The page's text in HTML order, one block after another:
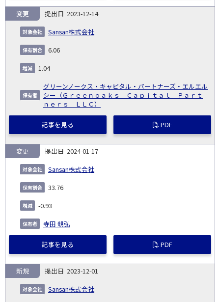
2023-12-14
Sansan株式会社
変更
6.06
1.04
グリーンノークス・キャピタル・パートナーズ・エルエル
シー（Ｇｒｅｅｎｏａｋｓ Ｃａｐｉｔａｌ Ｐａｒｔ
ｎｅｒｓ ＬＬＣ）
記事を見る PDF
2024-01-17
Sansan株式会社
変更
33.76
-0.93
寺田 親弘
記事を見る PDF
2023-12-01
Sansan株式会社
新規